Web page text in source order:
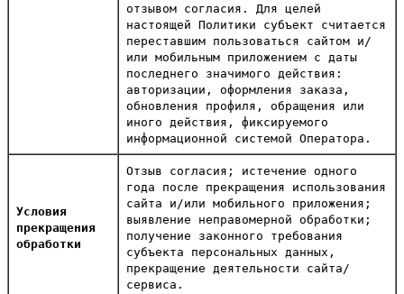
отзывом согласия. Для целей
настоящей Политики субъект считается
переставшим пользоваться сайтом и/
или мобильным приложением с даты
последнего значимого действия:
авторизации, оформления заказа,
обновления профиля, обращения или
иного действия, фиксируемого
информационной системой Оператора.
Условия
прекращения
обработки
Отзыв согласия; истечение одного
года после прекращения использования
сайта и/или мобильного приложения;
выявление неправомерной обработки;
получение законного требования
субъекта персональных данных,
прекращение деятельности сайта/
сервиса.